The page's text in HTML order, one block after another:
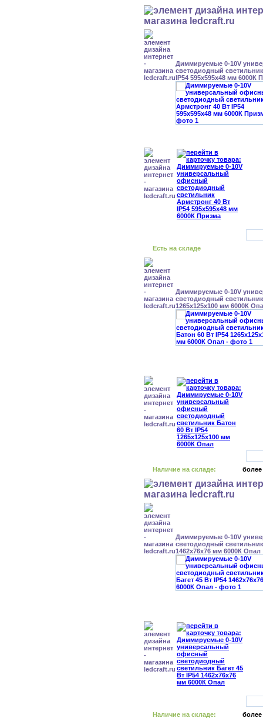
Диммируемые 0-10V
светодиодный
IP54 595x595x48 мм 6000К
Есть на складе
Диммируемые 0-10V
светодиодный
1265x125x100 мм 6000К
Наличие на складе: более
Диммируемые 0-10V
светодиодный светильник
1462x76x76 мм 6000К Опал
Наличие на складе: более